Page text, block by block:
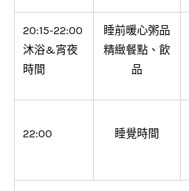
20:15-22:00
沐浴&宵夜
時間
睡前暖心粥品
精緻餐點、飲
品
22:00 睡覺時間